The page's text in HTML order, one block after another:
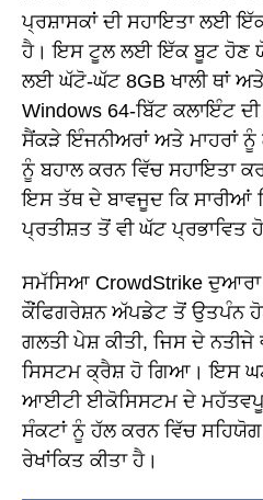
ਪ੍ਰਸ਼ਾਸਕਾਂ ਦੀ ਸਹਾਇਤਾ ਲਈ
ਹੈ। ਇਸ ਟੂਲ ਲਈ ਇੱਕ ਬੂਟ ਹੋਣ
ਲਈ ਘੱਟੋ-ਘੱਟ 8GB ਖਾਲੀ ਥਾਂ ਅਤੇ
Windows 64-ਬਿੱਟ ਕਲਾਇੰਟ
ਸੈਂਕੜੇ ਇੰਜਨੀਅਰਾਂ ਅਤੇ ਮਾਹਰਾਂ
ਨੂੰ ਬਹਾਲ ਕਰਨ ਵਿੱਚ ਸਹਾਇਤਾ
ਇਸ ਤੱਥ ਦੇ ਬਾਵਜੂਦ ਕਿ ਸਾਰੀਆਂ
ਪ੍ਰਤੀਸ਼ਤ ਤੋਂ ਵੀ ਘੱਟ ਪ੍ਰਭਾਵਿਤ
ਸਮੱਸਿਆ CrowdStrike
ਕੌਂਫਿਗਰੇਸ਼ਨ ਅੱਪਡੇਟ ਤੋਂ ਉਤਪੰਨ
ਗਲਤੀ ਪੇਸ਼ ਕੀਤੀ, ਜਿਸ ਦੇ
ਸਿਸਟਮ ਕ੍ਰੈਸ਼ ਹੋ ਗਿਆ। ਇਸ
ਆਈਟੀ ਈਕੋਸਿਸਟਮ ਦੇ
ਸੰਕਟਾਂ ਨੂੰ ਹੱਲ ਕਰਨ ਵਿੱਚ ਸਹਿਯੋਗ
ਰੇਖਾਂਕਿਤ ਕੀਤਾ ਹੈ।